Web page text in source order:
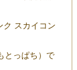
ク スカイコン
とっぱち）で